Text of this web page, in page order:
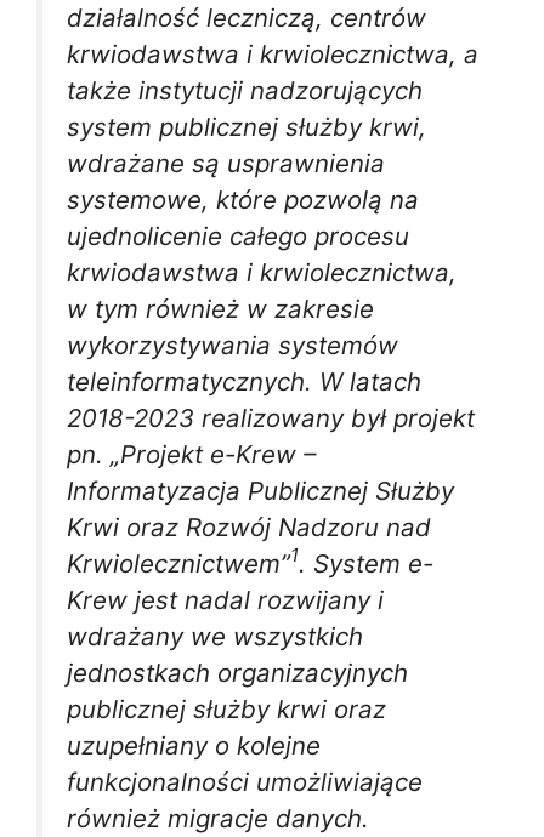
działalność leczniczą, centrów
krwiodawstwa i krwiolecznictwa, a
także instytucji nadzorujących
system publicznej służby krwi,
wdrażane są usprawnienia
systemowe, które pozwolą na
ujednolicenie całego procesu
krwiodawstwa i krwiolecznictwa,
w tym również w zakresie
wykorzystywania systemów
teleinformatycznych. W latach
2018-2023 realizowany był projekt
pn. „Projekt e-Krew –
Informatyzacja Publicznej Służby
Krwi oraz Rozwój Nadzoru nad
Krwiolecznictwem”1. System e-
Krew jest nadal rozwijany i
wdrażany we wszystkich
jednostkach organizacyjnych
publicznej służby krwi oraz
uzupełniany o kolejne
funkcjonalności umożliwiające
również migracje danych.